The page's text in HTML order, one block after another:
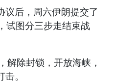
议后，周六伊朗提交了
试图分三步走结束战
解除封锁，开放海峡，
。